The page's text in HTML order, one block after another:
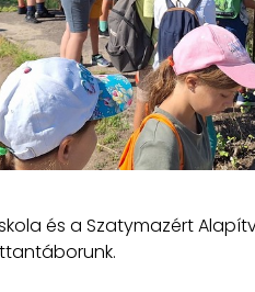
és a Szatymazért